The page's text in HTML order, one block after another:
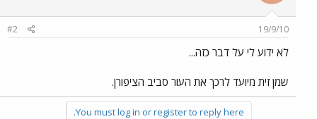
19/9/10
#2
לא ידוע לי על דבר כזה...
שמן זית מיועד לרכך את העור סביב הציפורן.
You must log in or register to reply here.